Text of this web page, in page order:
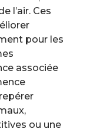
l’air. Ces
pour les
associée
ou une